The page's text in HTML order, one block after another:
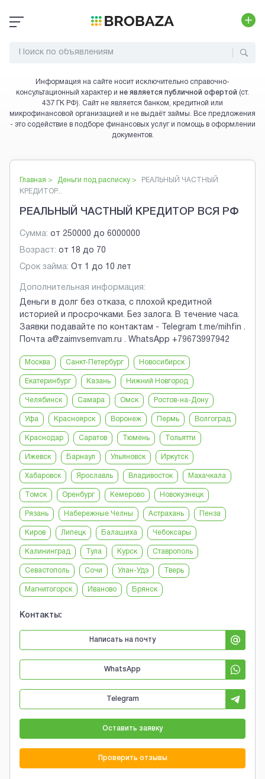
Информация на сайте носит исключительно справочно-
консультационный характер и не является публичной офертой (ст.
437 ГК РФ). Сайт не является банком, кредитной или
микрофинансовой организацией и не выдаёт займы. Все предложения
- это содействие в подборе финансовых услуг и помощь в оформлении
документов.
Главная > Деньги под расписку >
РЕАЛЬНЫЙ ЧАСТНЫЙ
КРЕДИТОР...
РЕАЛЬНЫЙ ЧАСТНЫЙ КРЕДИТОР ВСЯ РФ
Сумма: от 250000 до 6000000
Возраст: от 18 до 70
Срок займа: От 1 до 10 лет
Дополнительная информация:
Деньги в долг без отказа, с плохой кредитной
историей и просрочками. Без залога. В течение часа.
Заявки подавайте по контактам - Telegram t.me/mihfin .
Почта a@zaimvsemvam.ru . WhatsApp +79673997942
Москва Санкт-Петербург Новосибирск
Екатеринбург Казань Нижний Новгород
Челябинск Самара Омск Ростов-на-Дону
Уфа Красноярск Воронеж Пермь Волгоград
Краснодар Саратов Тюмень Тольятти
Ижевск Барнаул Ульяновск Иркутск
Хабаровск Ярославль Владивосток Махачкала
Томск Оренбург Кемерово Новокузнецк
Рязань Набережные Челны Астрахань Пенза
Киров Липецк Балашиха Чебоксары
Калининград Тула Курск Ставрополь
Севастополь Сочи Улан-Удэ Тверь
Магнитогорск Иваново Брянск
Контакты:
Написать на почту
WhatsApp
Telegram
Оставить заявку
Проверить отзывы